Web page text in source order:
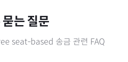
는 질문
seat-based 송금 관련 FAQ